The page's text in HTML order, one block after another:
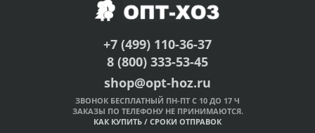
+7 (499) 110-36-37
8 (800) 333-53-45
shop@opt-hoz.ru
ЗВОНОК БЕСПЛАТНЫЙ ПН-ПТ С 10 ДО 17 Ч
ЗАКАЗЫ ПО ТЕЛЕФОНУ НЕ ПРИНИМАЮТСЯ.
КАК КУПИТЬ / СРОКИ ОТПРАВОК